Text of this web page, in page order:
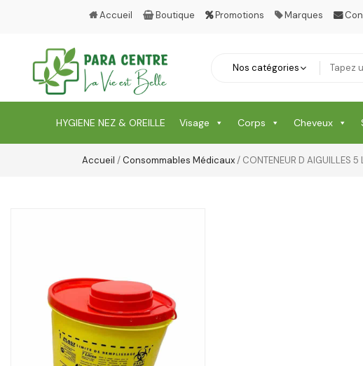
Accueil Boutique Promotions Marques
HYGIENE NEZ & OREILLE Visage Corps Cheveux
Accueil /Consommables Médicaux/ CONTENEUR D AIGUILLES 5
Protection
RHUME &